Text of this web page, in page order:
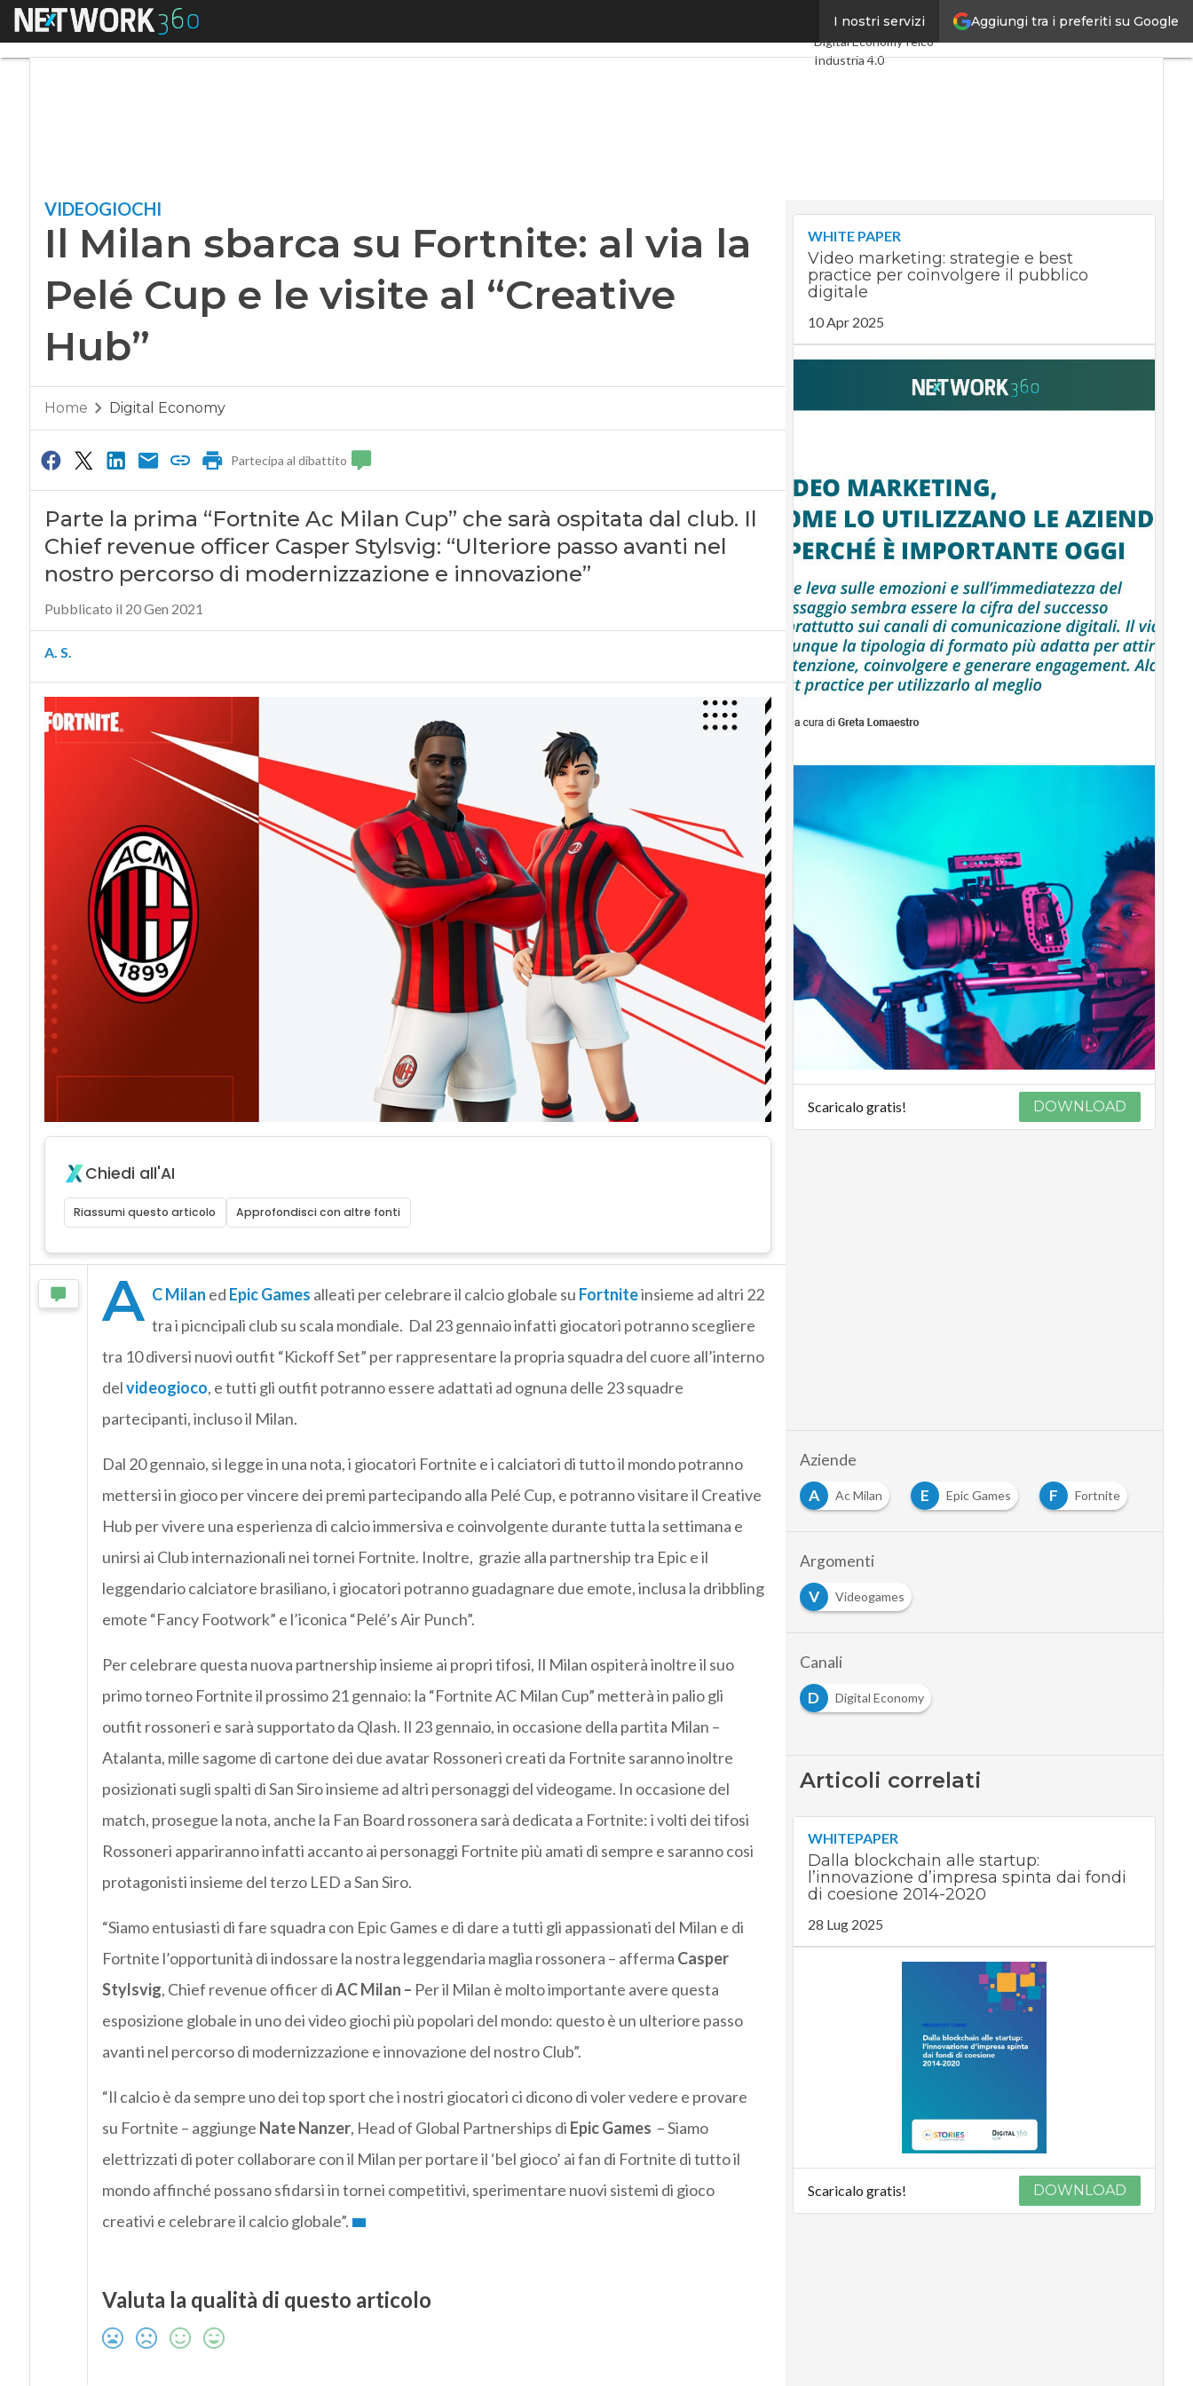
Aggiungi tra i preferiti su Google
I nostri servizi
Menu
Ultimi articoli
Digital EconomyTelco
Industria 4.0
VIDEOGIOCHI
Il Milan sbarca su Fortnite: al via la
Pelé Cup e le visite al “Creative
Hub”
Home Digital Economy
Partecipa al dibattito
Parte la prima “Fortnite Ac Milan Cup” che sarà ospitata dal club. Il
Chief revenue officer Casper Stylsvig: “Ulteriore passo avanti nel
nostro percorso di modernizzazione e innovazione”
Pubblicato il 20 Gen 2021
A. S.
Chiedi all'AI
Riassumi questo articolo Approfondisci con altre fonti
A C Milan ed Epic Games alleati per celebrare il calcio globale su Fortniteinsieme ad altri 22
tra i picncipali club su scala mondiale. Dal 23 gennaio infatti giocatori potranno scegliere
tra 10 diversi nuovi outfit “Kickoff Set” per rappresentare la propria squadra del cuore all’interno
delvideogioco, e tutti gli outfit potranno essere adattati ad ognuna delle 23 squadre
partecipanti, incluso il Milan.
Dal 20 gennaio, si legge in una nota, i giocatori Fortnite e i calciatori di tutto il mondo potranno
mettersi in gioco per vincere dei premi partecipando alla Pelé Cup, e potranno visitare il Creative
Hub per vivere una esperienza di calcio immersiva e coinvolgente durante tutta la settimana e
unirsi ai Club internazionali nei tornei Fortnite. Inoltre, grazie alla partnership tra Epic e il
leggendario calciatore brasiliano, i giocatori potranno guadagnare due emote, inclusa la dribbling
emote “Fancy Footwork” e l’iconica “Pelé’s Air Punch”.
Per celebrare questa nuova partnership insieme ai propri tifosi, Il Milan ospiterà inoltre il suo
primo torneo Fortnite il prossimo 21 gennaio: la “Fortnite AC Milan Cup” metterà in palio gli
outfit rossoneri e sarà supportato da Qlash. Il 23 gennaio, in occasione della partita Milan –
Atalanta, mille sagome di cartone dei due avatar Rossoneri creati da Fortnite saranno inoltre
posizionati sugli spalti di San Siro insieme ad altri personaggi del videogame. In occasione del
match, prosegue la nota, anche la Fan Board rossonera sarà dedicata a Fortnite: i volti dei tifosi
Rossoneri appariranno infatti accanto ai personaggi Fortnite più amati di sempre e saranno cosi
protagonisti insieme del terzo LED a San Siro.
“Siamo entusiasti di fare squadra con Epic Games e di dare a tutti gli appassionati del Milan e di
Fortnite l’opportunità di indossare la nostra leggendaria maglia rossonera – afferma Casper
Stylsvig, Chief revenue officer diAC Milan – Per il Milan è molto importante avere questa
esposizione globale in uno dei video giochi più popolari del mondo: questo è un ulteriore passo
avanti nel percorso di modernizzazione e innovazione del nostro Club”.
“Il calcio è da sempre uno dei top sport che i nostri giocatori ci dicono di voler vedere e provare
su Fortnite – aggiunge Nate Nanzer, Head of Global Partnerships di Epic Games – Siamo
elettrizzati di poter collaborare con il Milan per portare il ‘bel gioco’ ai fan di Fortnite di tutto il
mondo affinché possano sfidarsi in tornei competitivi, sperimentare nuovi sistemi di gioco
creativi e celebrare il calcio globale”.
Valuta la qualità di questo articolo
WHITE PAPER
Video marketing: strategie e best
practice per coinvolgere il pubblico
digitale
10 Apr 2025
Scaricalo gratis! DOWNLOAD
Aziende
A
Ac Milan E Epic Games F Fortnite
Argomenti
V
Videogames
Canali
D
Digital Economy
Articoli correlati
WHITEPAPER
Dalla blockchain alle startup:
l’innovazione d’impresa spinta dai fondi
di coesione 2014-2020
28 Lug 2025
Scaricalo gratis! DOWNLOAD